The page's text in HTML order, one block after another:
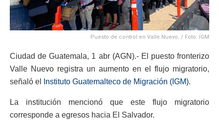
Puesto de control en Valle Nuevo. / Foto: IGM
Ciudad de Guatemala, 1 abr (AGN).- El puesto fronterizo
Valle Nuevo registra un aumento en el flujo migratorio,
señaló el
Instituto Guatemalteco de Migración (IGM).
La institución mencionó que este flujo migratorio
corresponde a egresos hacia El Salvador.